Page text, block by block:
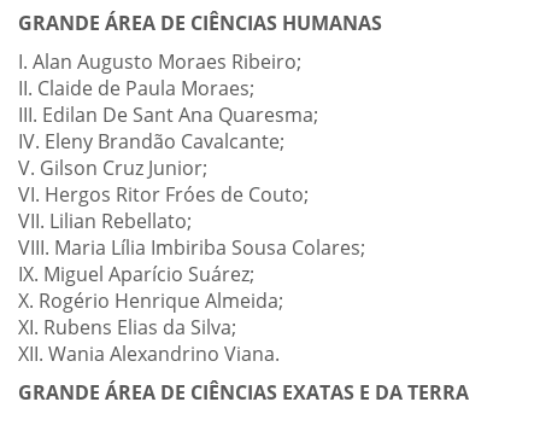
GRANDE ÁREA DE CIÊNCIAS HUMANAS
I. Alan Augusto Moraes Ribeiro;
II. Claide de Paula Moraes;
III. Edilan De Sant Ana Quaresma;
IV. Eleny Brandão Cavalcante;
V. Gilson Cruz Junior;
VI. Hergos Ritor Fróes de Couto;
VII. Lilian Rebellato;
VIII. Maria Lília Imbiriba Sousa Colares;
IX. Miguel Aparício Suárez;
X. Rogério Henrique Almeida;
XI. Rubens Elias da Silva;
XII. Wania Alexandrino Viana.
GRANDE ÁREA DE CIÊNCIAS EXATAS E DA TERRA